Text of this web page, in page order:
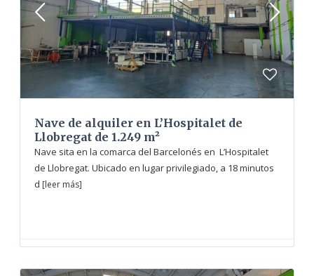
Nave de alquiler en L’Hospitalet de
Llobregat de 1.249 m²
Nave sita en la comarca del Barcelonés en L’Hospitalet
de Llobregat. Ubicado en lugar privilegiado, a 18 minutos
d [leer más]